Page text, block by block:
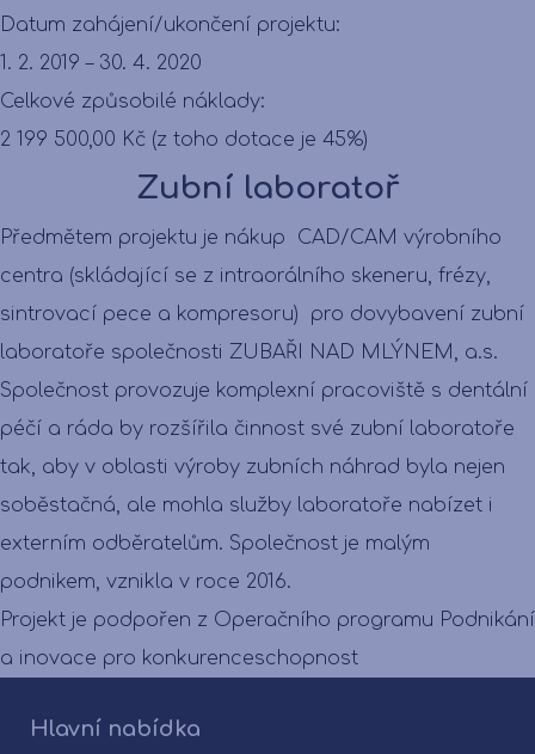
Datum zahájení/ukončení projektu:
1. 2. 2019 – 30. 4. 2020
Celkové způsobilé náklady:
2 199 500,00 Kč (z toho dotace je 45%)
Zubní laboratoř
Předmětem projektu je nákup CAD/CAM výrobního
centra (skládající se z intraorálního skeneru, frézy,
sintrovací pece a kompresoru) pro dovybavení zubní
laboratoře společnosti ZUBAŘI NAD MLÝNEM, a.s.
Společnost provozuje komplexní pracoviště s dentální
péčí a ráda by rozšířila činnost své zubní laboratoře
tak, aby v oblasti výroby zubních náhrad byla nejen
soběstačná, ale mohla služby laboratoře nabízet i
externím odběratelům. Společnost je malým
podnikem, vznikla v roce 2016.
Projekt je podpořen z Operačního programu Podnikání
a inovace pro konkurenceschopnost
Hlavní nabídka